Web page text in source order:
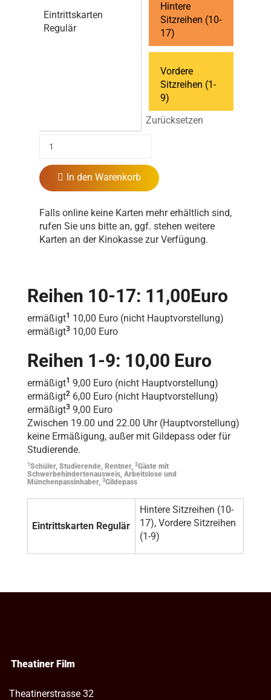
Eintrittskarten
Regulär
Hintere
Sitzreihen (10-
17)
Vordere
Sitzreihen (1-
9)
Zurücksetzen
In den Warenkorb
Falls online keine Karten mehr erhältlich sind,
rufen Sie uns bitte an, ggf. stehen weitere
Karten an der Kinokasse zur Verfügung.
Reihen 10-17: 11,00Euro
ermäßigt1 10,00 Euro (nicht Hauptvorstellung)
ermäßigt3 10,00 Euro
Reihen 1-9: 10,00 Euro
ermäßigt1 9,00 Euro (nicht Hauptvorstellung)
ermäßigt2 6,00 Euro (nicht Hauptvorstellung)
ermäßigt3 9,00 Euro
Zwischen 19.00 und 22.00 Uhr (Hauptvorstellung)
keine Ermäßigung, außer mit Gildepass oder für
Studierende.
1 Schüler, Studierende, Rentner, 2Gäste mit
Schwerbehindertenausweis, Arbeitslose und
Münchenpassinhaber, 3Gildepass
Eintrittskarten Regulär
Hintere Sitzreihen (10-
17), Vordere Sitzreihen
(1-9)
Theatiner Film
Theatinerstrasse 32